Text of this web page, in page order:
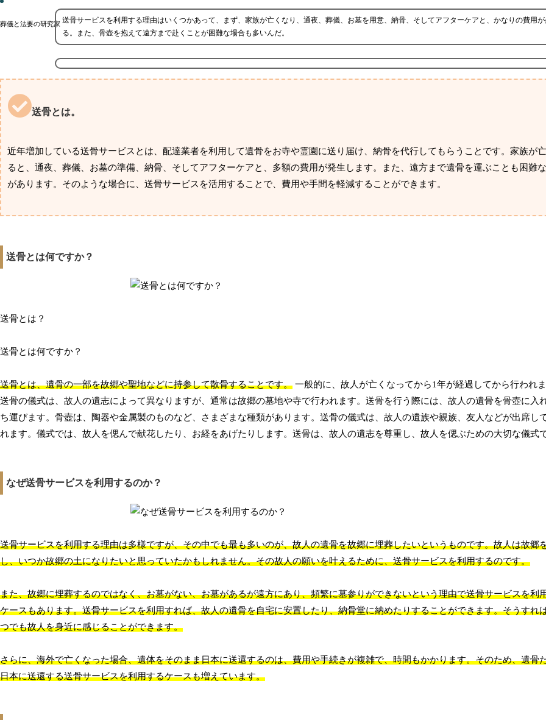
葬儀と法要の研究家 送骨サービスを利用する理由はいくつかあって、まず、家族が亡くなり、通夜、葬儀、お墓を用意、納骨、そしてアフターケアと、かなりの費用
る。また、骨壺を抱えて遠方まで赴くことが困難な場合も多いんだ。
送骨とは。
近年増加している送骨サービスとは、配達業者を利用して遺骨をお寺や霊園に送り届け、納骨を代行してもらうことです。家族が
ると、通夜、葬儀、お墓の準備、納骨、そしてアフターケアと、多額の費用が発生します。また、遠方まで遺骨を運ぶことも困難
があります。そのような場合に、送骨サービスを活用することで、費用や手間を軽減することができます。
送骨とは何ですか？
送骨とは？
送骨とは何ですか？
送骨とは、遺骨の一部を故郷や聖地などに持参して散骨することです。 一般的に、故人が亡くなってから1年が経過してから行われま
送骨の儀式は、故人の遺志によって異なりますが、通常は故郷の墓地や寺で行われます。送骨を行う際には、故人の遺骨を骨壺に入
ち運びます。骨壺は、陶器や金属製のものなど、さまざまな種類があります。送骨の儀式は、故人の遺族や親族、友人などが出席し
れます。儀式では、故人を偲んで献花したり、お経をあげたりします。送骨は、故人の遺志を尊重し、故人を偲ぶための大切な儀式で
なぜ送骨サービスを利用するのか？
送骨サービスを利用する理由は多様ですが、その中でも最も多いのが、故人の遺骨を故郷に埋葬したいというものです。故人は故郷
し、いつか故郷の土になりたいと思っていたかもしれません。その故人の願いを叶えるために、送骨サービスを利用するのです。
また、故郷に埋葬するのではなく、お墓がない、お墓があるが遠方にあり、頻繁に墓参りができないという理由で送骨サービスを利
ケースもあります。送骨サービスを利用すれば、故人の遺骨を自宅に安置したり、納骨堂に納めたりすることができます。そうすれ
つでも故人を身近に感じることができます。
さらに、海外で亡くなった場合、遺体をそのまま日本に送還するのは、費用や手続きが複雑で、時間もかかります。そのため、遺骨
日本に送還する送骨サービスを利用するケースも増えています。